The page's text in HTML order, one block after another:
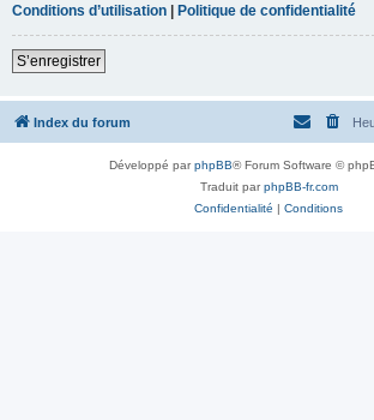
Conditions d’utilisation | Politique de confidentialité
S’enregistrer
Index du forum
Développé parphpBB® Forum Software ©
Traduit parphpBB-fr.com
Confidentialité | Conditions